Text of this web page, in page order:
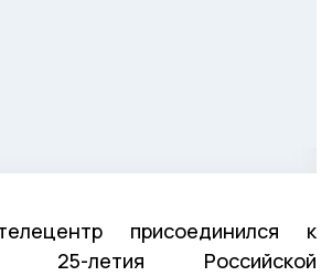
присоединился к
25-летия Российской